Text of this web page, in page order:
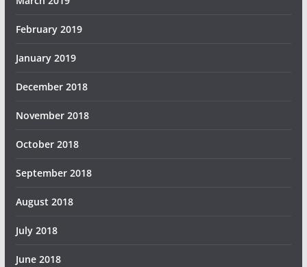
February 2019
January 2019
December 2018
November 2018
October 2018
September 2018
August 2018
July 2018
June 2018